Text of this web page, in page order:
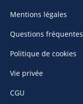
Mentions légales
Questions fréquentes
Politique de cookies
Vie privée
CGU